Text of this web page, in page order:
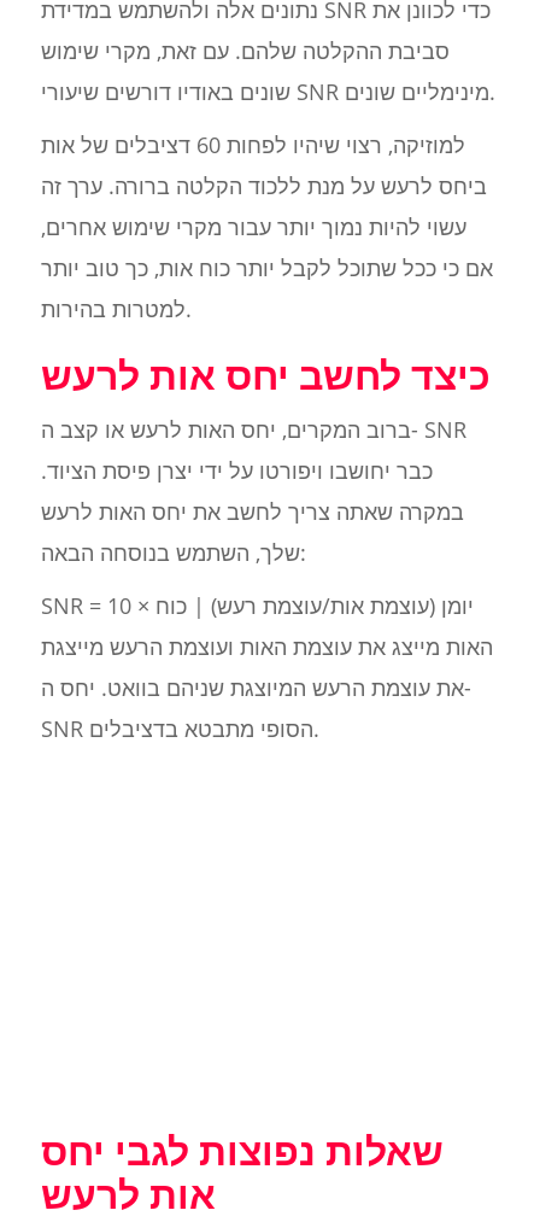
נתונים אלה ולהשתמש במדידת SNR כדי לכוונן את
סביבת ההקלטה שלהם. עם זאת, מקרי שימוש
שונים באודיו דורשים שיעורי SNR מינימליים שונים.
למוזיקה, רצוי שיהיו לפחות 60 דציבלים של אות
ביחס לרעש על מנת ללכוד הקלטה ברורה. ערך זה
עשוי להיות נמוך יותר עבור מקרי שימוש אחרים,
אם כי ככל שתוכל לקבל יותר כוח אות, כך טוב יותר
למטרות בהירות.
כיצד לחשב יחס אות לרעש
ברוב המקרים, יחס האות לרעש או קצב ה- SNR
כבר יחושבו ויפורטו על ידי יצרן פיסת הציוד.
במקרה שאתה צריך לחשב את יחס האות לרעש
שלך, השתמש בנוסחה הבאה:
SNR = 10 × יומן (עוצמת אות/עוצמת רעש) | כוח
האות מייצג את עוצמת האות ועוצמת הרעש מייצגת
את עוצמת הרעש המיוצגת שניהם בוואט. יחס ה-
SNR הסופי מתבטא בדציבלים.
שאלות נפוצות לגבי יחס
אות לרעש